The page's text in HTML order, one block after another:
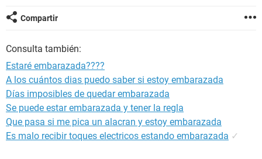
Compartir
Consulta también:
Estaré embarazada????
A los cuántos dias puedo saber si estoy embarazada
Días imposibles de quedar embarazada
Se puede estar embarazada y tener la regla
Que pasa si me pica un alacran y estoy embarazada
Es malo recibir toques electricos estando embarazada ✓